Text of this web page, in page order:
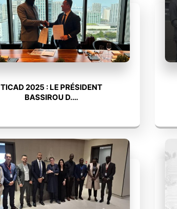
TICAD 2025 : LE PRÉSIDENT
BASSIROU D.…